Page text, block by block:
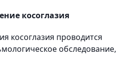
косоглазия
косоглазия проводится
обследование,